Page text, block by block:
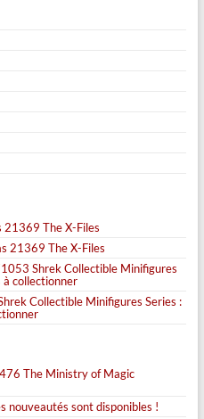
21369 The X-Files
21369 The X-Files
Shrek Collectible Minifigures
à collectionner
Collectible Minifigures Series :
The Ministry of Magic
nouveautés sont disponibles !